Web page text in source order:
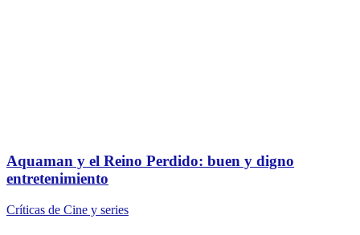
Aquaman y el Reino Perdido: buen y digno
entretenimiento
Críticas de Cine y series